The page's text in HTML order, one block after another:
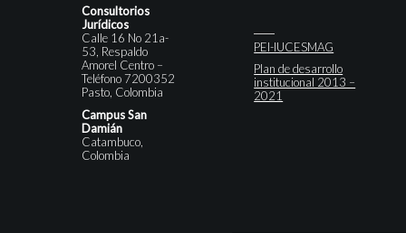
Consultorios
Jurídicos
Calle 16 No 21a-
53, Respaldo
Amorel Centro –
Teléfono 7200352
Pasto, Colombia
Campus San
Damián
Catambuco,
Colombia
PEI-IUCESMAG
Plan de desarrollo
institucional 2013 –
2021